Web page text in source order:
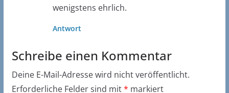
wenigstens ehrlich.
Antwort
Schreibe einen Kommentar
Deine E-Mail-Adresse wird nicht veröffentlicht.
Erforderliche Felder sind mit* markiert